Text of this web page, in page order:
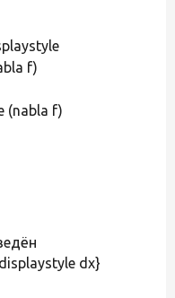
f)
dx}